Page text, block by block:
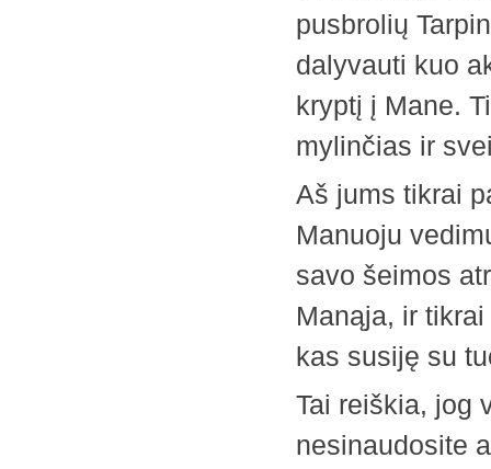
pusbrolių
dalyvauti kuo
kryptį į Mane.
mylinčias ir
Aš jums tikrai
Manuoju
savo šeimos
Manąja, ir
kas susiję su
Tai reiškia, jog
nesinaudosite